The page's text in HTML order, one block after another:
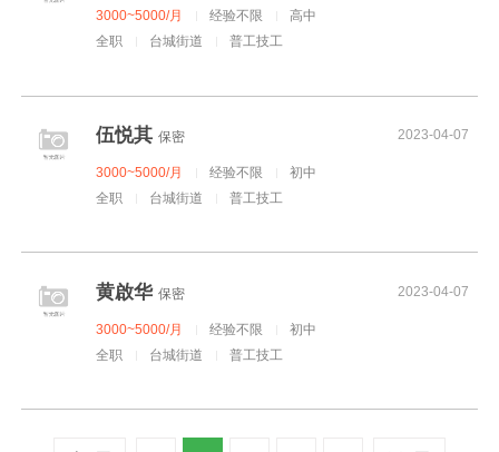
3000~5000/月 经验不限
高中
全职
台城街道 普工技工
伍悦其保密 2023-04-07
3000~5000/月 经验不限
初中
全职
台城街道 普工技工
黄啟华保密 2023-04-07
3000~5000/月 经验不限
初中
全职
台城街道 普工技工